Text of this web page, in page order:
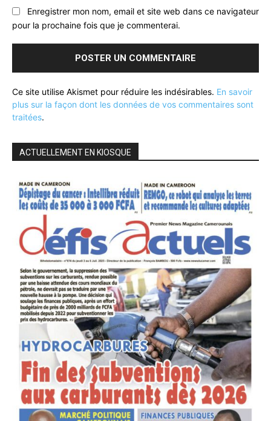
Enregistrer mon nom, email et site web dans ce navigateur
pour la prochaine fois que je commenterai.
Ce site utilise Akismet pour réduire les indésirables. En savoir
plus sur la façon dont les données de vos commentaires sont
traitées.
ACTUELLEMENT EN KIOSQUE